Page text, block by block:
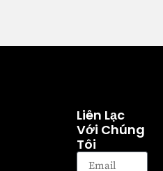
Liên Lạc
Với Chúng
Tôi